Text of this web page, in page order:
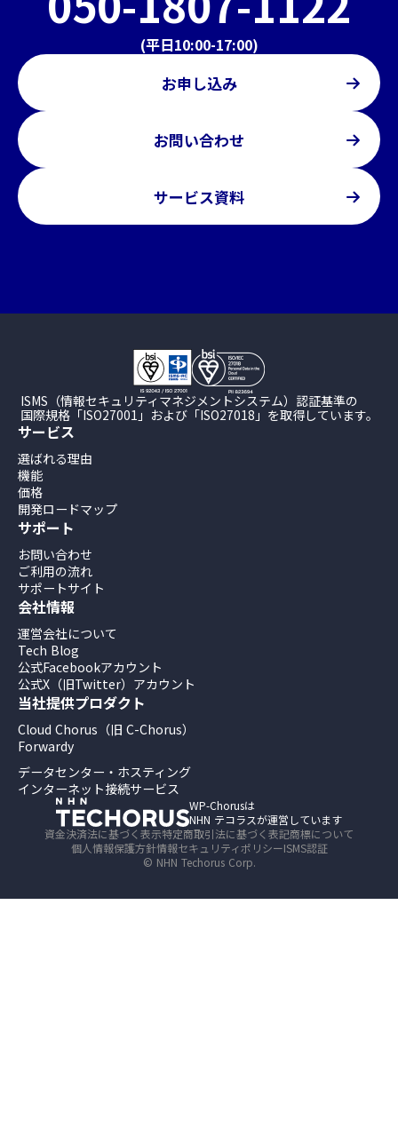
(平日10:00-17:00)
お申し込み
お問い合わせ
サービス資料
ISMS（情報セキュリティマネジメントシステム）認証基準の
国際規格「ISO27001」および「ISO27018」を取得しています。
サービス
選ばれる理由
機能
価格
開発ロードマップ
サポート
お問い合わせ
ご利用の流れ
サポートサイト
会社情報
運営会社について
Tech Blog
公式Facebookアカウント
公式X（旧Twitter）アカウント
当社提供プロダクト
Cloud Chorus（旧 C-Chorus）
Forwardy
データセンター・ホスティング
インターネット接続サービス
WP-Chorusは
NHN テコラスが運営しています
資金決済法に基づく表示特定商取引法に基づく表記商標について
個人情報保護方針情報セキュリティポリシーISMS認証
© NHN Techorus Corp.